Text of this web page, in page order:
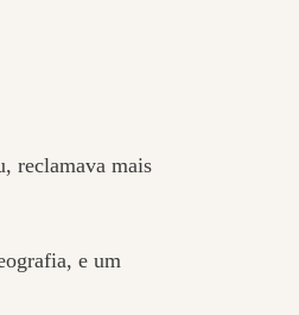
reclamava mais
e um